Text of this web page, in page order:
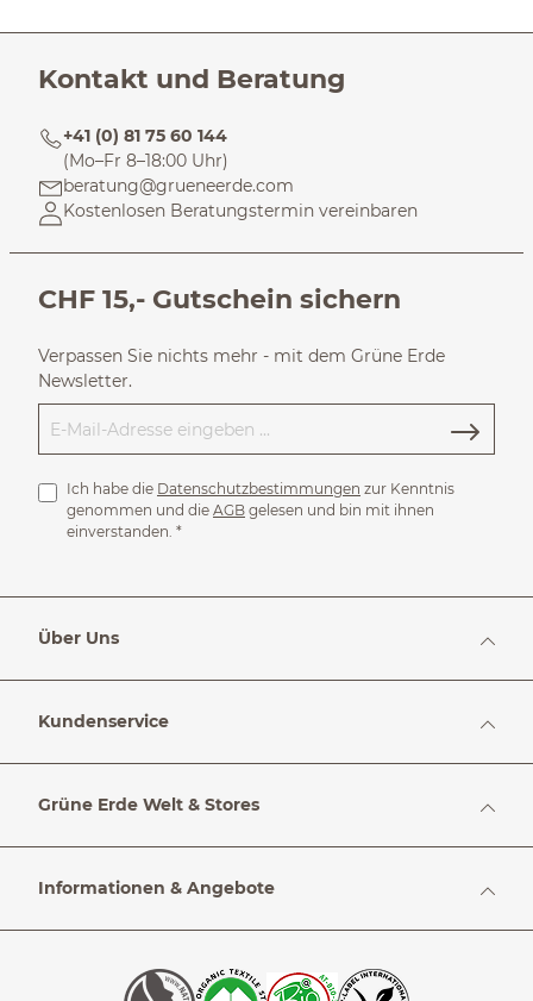
Kontakt und Beratung
+41 (0) 81 75 60 144
(Mo–Fr 8–18:00 Uhr)
beratung@grueneerde.com
Kostenlosen Beratungstermin vereinbaren
CHF 15,- Gutschein sichern
Verpassen Sie nichts mehr - mit dem Grüne Erde
Newsletter.
Ich habe die Datenschutzbestimmungen zur Kenntnis
genommen und die AGB gelesen und bin mit ihnen
einverstanden. *
Über Uns
Kundenservice
Grüne Erde Welt & Stores
Informationen & Angebote